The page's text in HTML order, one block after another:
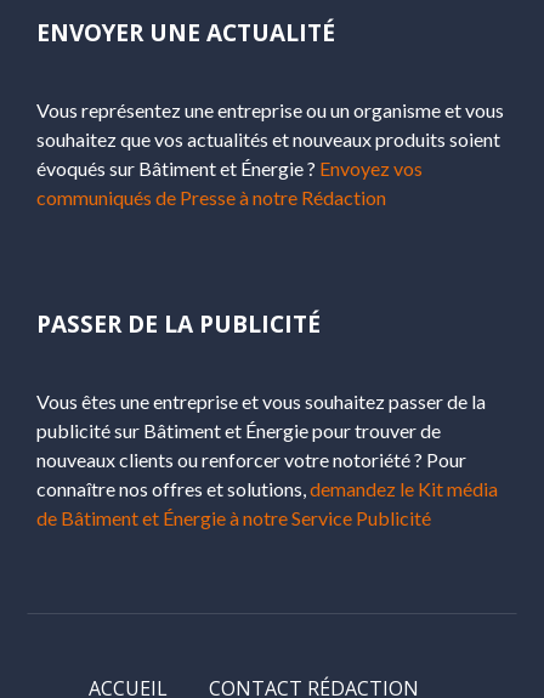
ENVOYER UNE ACTUALITÉ
Vous représentez une entreprise ou un organisme et vous
souhaitez que vos actualités et nouveaux produits soient
évoqués sur Bâtiment et Énergie ? Envoyez vos
communiqués de Presse à notre Rédaction
PASSER DE LA PUBLICITÉ
Vous êtes une entreprise et vous souhaitez passer de la
publicité sur Bâtiment et Énergie pour trouver de
nouveaux clients ou renforcer votre notoriété ? Pour
connaître nos offres et solutions, demandez le Kit média
de Bâtiment et Énergie à notre Service Publicité
ACCUEIL CONTACT RÉDACTION